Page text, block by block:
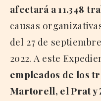
afectará a 11.348
causas
del 27 de
2022. A este
empleados de los
Martorell, el Prat y